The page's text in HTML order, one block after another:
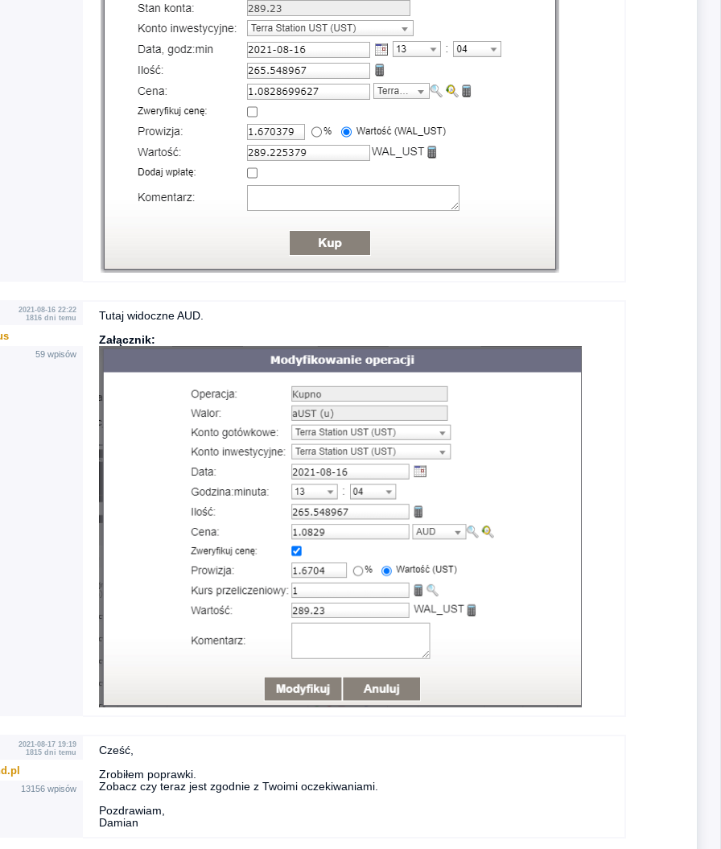
2021-08-16 22:22
1816 dni temu
59 wpisów
Tutaj widoczne AUD.
Załącznik:
2021-08-17 19:19
1815 dni temu
13156 wpisów
Cześć,
Zrobiłem poprawki.
Zobacz czy teraz jest zgodnie z Twoimi oczekiwaniami.
Pozdrawiam,
Damian